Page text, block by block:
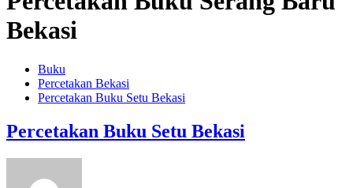
Bekasi
Buku
Percetakan Bekasi
Percetakan Buku Setu Bekasi
Percetakan Buku Setu Bekasi